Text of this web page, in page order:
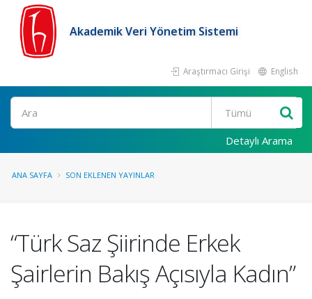
Akademik Veri Yönetim Sistemi
Araştırmacı Girişi English
Ara
Detaylı Arama
ANA SAYFA SON EKLENEN YAYINLAR
“Türk Saz Şiirinde Erkek
Şairlerin Bakış Açısıyla Kadın”